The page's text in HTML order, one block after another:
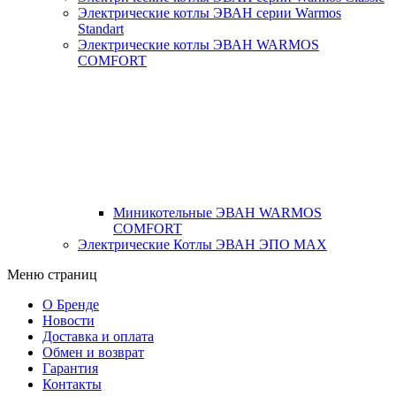
Электрические котлы ЭВАН серии Warmos
Standart
Электрические котлы ЭВАН WARMOS
COMFORT
Миникотельные ЭВАН WARMOS
COMFORT
Электрические Котлы ЭВАН ЭПО MAX
Меню страниц
О Бренде
Новости
Доставка и оплата
Обмен и возврат
Гарантия
Контакты